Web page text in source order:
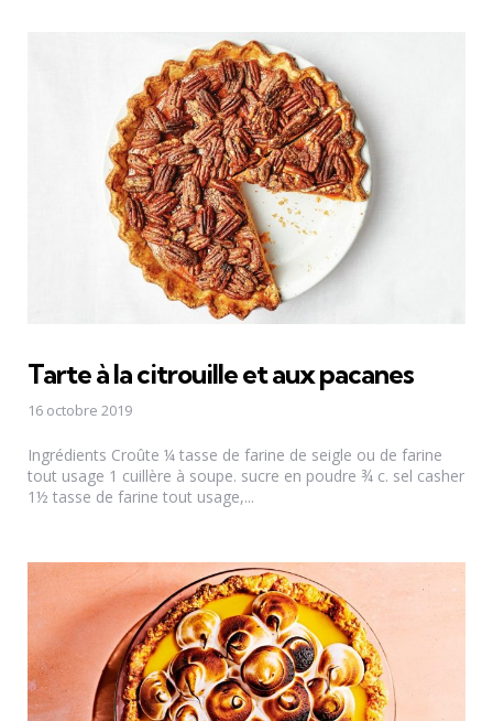
Tarte à la citrouille et aux pacanes
16 octobre 2019
Ingrédients Croûte ¼ tasse de farine de seigle ou de farine
tout usage 1 cuillère à soupe. sucre en poudre ¾ c. sel casher
1½ tasse de farine tout usage,...